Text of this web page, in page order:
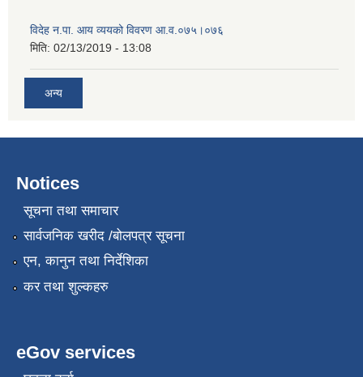
विदेह न.पा. आय व्ययको विवरण आ.व.०७५।०७६
मिति: 02/13/2019 - 13:08
अन्य
Notices
सूचना तथा समाचार
सार्वजनिक खरीद /बोलपत्र सूचना
एन, कानुन तथा निर्देशिका
कर तथा शुल्कहरु
eGov services